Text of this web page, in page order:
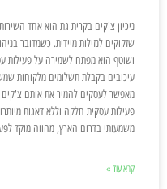
ניכיון צ'קים בקרית גת הוא אחד
שזקוקים לנזילות מיידית. כשמדובר
ושוטף הוא מפתח לשמירה על פעילות
עיכובים בקבלת תשלומים מלקוחות
מאפשר לעסקים להמיר את אותם צ'קים
פעילות עסקית חלקה וללא דאגות
משמעותי בדרום הארץ, מהווה מוקד
קרא עוד »